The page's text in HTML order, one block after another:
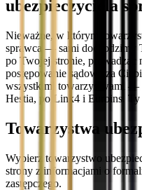
ubezpieczyciela
Nieważne, w którym
sprawca — sami dochodzimy
po Twojej stronie, prowadząc
postępowanie sądowe za
wszystkimi towarzystwami —
Hestia, po Link4 i Euroins. Ty
Towarzystwa
Wybierz towarzystwo
strony z informacjami o
zastępczego.